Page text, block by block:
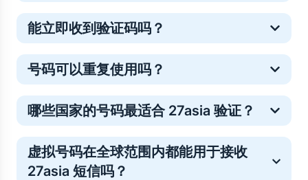
是的。虚拟号码常用于一次性在线验证，这是一种保护
个人手机号的常见安全方法。
能立即收到验证码吗？
多数 27asia 验证码会在几秒内送达，但少数情况下可
能略有延迟。如果未收到验证码请不必担心——号码费
选择其他运营商即可顺利完成验证。
号码可以重复使用吗？
临时号码仅支持单次验证。如需重复登录，你可以购买
新号码。
哪些国家的号码最适合 27asia 验证？
验证号码的接收效果因地区而异，因此最佳选择取决于
当前的发送成功率和号码库存。您可以直接在 5SIM 上
查看各国及运营商的实时数据统计，了解当前哪些号码
虚拟号码在全球范围内都能用于接收
27asia 短信吗？